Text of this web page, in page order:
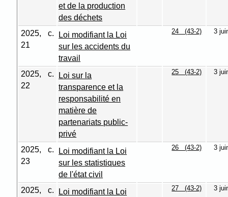
et de la production
des déchets
2025, c.
21
Loi modifiant la Loi
sur les accidents du
travail
24 (43-2) 3
2025, c.
22
Loi sur la
transparence et la
responsabilité en
matière de
partenariats public-
privé
25 (43-2) 3
2025, c.
23
Loi modifiant la Loi
sur les statistiques
de l'état civil
26 (43-2) 3
2025, c.
Loi modifiant la Loi
27 (43-2) 3